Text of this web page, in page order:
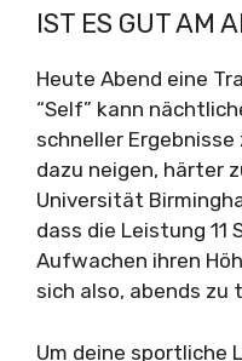
IST ES GUT AM
Heute Abend eine
“Self” kann
schneller Ergebnisse
dazu neigen, härter
Universität
dass die Leistung 11
Aufwachen ihren
sich also, abends zu
Um deine sportliche